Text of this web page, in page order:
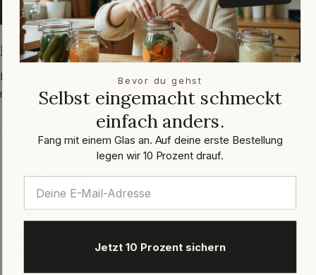
Jetzt einreichen
Brauchst du Hilfe?
Du erreichst uns persönlich. Schreib uns über das Formular oder
melde dich direkt, wir helfen dir gern beim richtigen Glas weiter.
Flaschenbauer
Bietigheimer Straße 60
71732 Tamm
Telefon & E-Mail
info@flaschenbauer.de
Bevor du gehst
Selbst eingemacht schmeckt
einfach anders.
Fang mit einem Glas an. Auf deine erste Bestellung
legen wir 10 Prozent drauf.
Jetzt 10 Prozent sichern